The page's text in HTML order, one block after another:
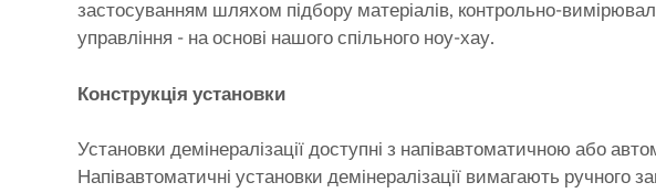
застосуванням шляхом підбору матеріалів, контрольно-
управління - на основі нашого спільного ноу-хау.
Конструкція установки
Установки демінералізації доступні з напівавтоматичною або
Напівавтоматичні установки демінералізації вимагають ручного